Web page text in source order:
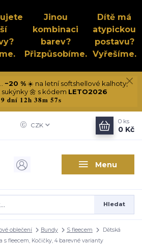
Jinou
kombinaci
barev?
Přizpůsobíme.
Dítě má
atypickou
postavu?
Vyřešíme.
−20 %☀️ na letní softshellové kalhoty,
🌼 s kódem LETO2026
9 dní 12h 38m 57s
Menu
CZK
Hledat
0 ks
0 Kč
oblečení Bundy S fleecem
Dětská
s fleecem, Kočičky, 4 barevné varianty